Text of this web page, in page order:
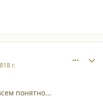
18 г.
понятно...